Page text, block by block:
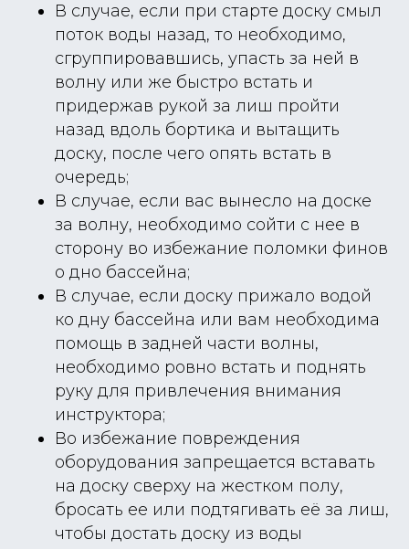
В случае, если при старте доску смыл
поток воды назад, то необходимо,
сгруппировавшись, упасть за ней в
волну или же быстро встать и
придержав рукой за лиш пройти
назад вдоль бортика и вытащить
доску, после чего опять встать в
очередь;
В случае, если вас вынесло на доске
за волну, необходимо сойти с нее в
сторону во избежание поломки финов
о дно бассейна;
В случае, если доску прижало водой
ко дну бассейна или вам необходима
помощь в задней части волны,
необходимо ровно встать и поднять
руку для привлечения внимания
инструктора;
Во избежание повреждения
оборудования запрещается вставать
на доску сверху на жестком полу,
бросать ее или подтягивать её за лиш,
чтобы достать доску из воды